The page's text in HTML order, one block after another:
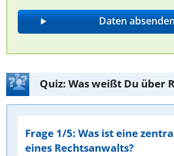
Quiz: Was weißt Du über
Frage 1/5: Was ist eine
eines Rechtsanwalts?